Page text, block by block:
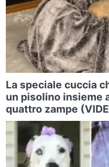
La speciale cuccia
un pisolino insieme
quattro zampe